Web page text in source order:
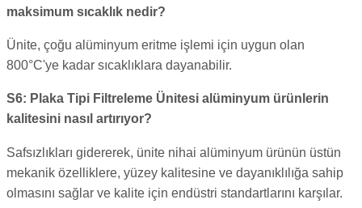
maksimum sıcaklık nedir?
Ünite, çoğu alüminyum eritme işlemi için uygun olan
800°C'ye kadar sıcaklıklara dayanabilir.
S6: Plaka Tipi Filtreleme Ünitesi alüminyum ürünlerin
kalitesini nasıl artırıyor?
Safsızlıkları gidererek, ünite nihai alüminyum ürünün üstün
mekanik özelliklere, yüzey kalitesine ve dayanıklılığa sahip
olmasını sağlar ve kalite için endüstri standartlarını karşılar.